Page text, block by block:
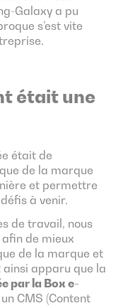
Galaxy a pu
s’est vite
était une
était de
de la marque
et permettre
à venir.
de travail, nous
de mieux
de la marque et
ainsi apparu que la
par la Box e-
CMS (Content